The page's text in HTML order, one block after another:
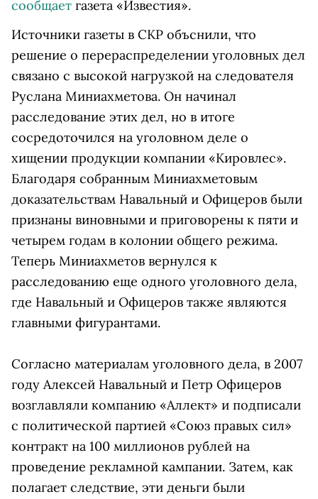
сообщает газета «Известия».
Источники газеты в СКР объснили, что
решение о перераспределении уголовных дел
связано с высокой нагрузкой на следователя
Руслана Миниахметова. Он начинал
расследование этих дел, но в итоге
сосредоточился на уголовном деле о
хищении продукции компании «Кировлес».
Благодаря собранным Миниахметовым
доказательствам Навальный и Офицеров были
признаны виновными и приговорены к пяти и
четырем годам в колонии общего режима.
Теперь Миниахметов вернулся к
расследованию еще одного уголовного дела,
где Навальный и Офицеров также являются
главными фигурантами.
Согласно материалам уголовного дела, в 2007
году Алексей Навальный и Петр Офицеров
возглавляли компанию «Аллект» и подписали
с политической партией «Союз правых сил»
контракт на 100 миллионов рублей на
проведение рекламной кампании. Затем, как
полагает следствие, эти деньги были